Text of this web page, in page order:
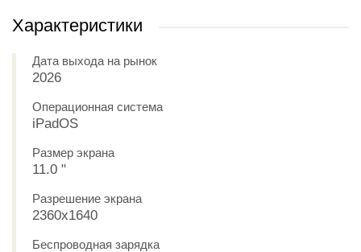
Характеристики
Дата выхода на рынок
2026
Операционная система
iPadOS
Размер экрана
11.0 "
Разрешение экрана
2360x1640
Беспроводная зарядка